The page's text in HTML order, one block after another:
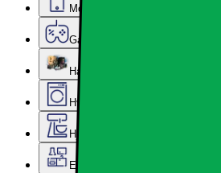
Mobil, Tablet & Smartwatch
Gaming
Hardware
Hvidevarer
Hjem, Rengøring & Køkkenudstyr
Epoq køkken & bryggers